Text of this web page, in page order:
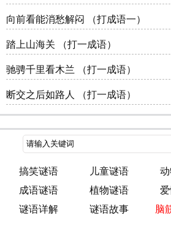
向前看能消愁解闷 （打成语一）
踏上山海关 （打一成语）
驰骋千里看木兰 （打一成语）
断交之后如路人 （打一成语）
搞笑谜语 儿童谜语
成语谜语
植物谜语
谜语详解
谜语故事 脑